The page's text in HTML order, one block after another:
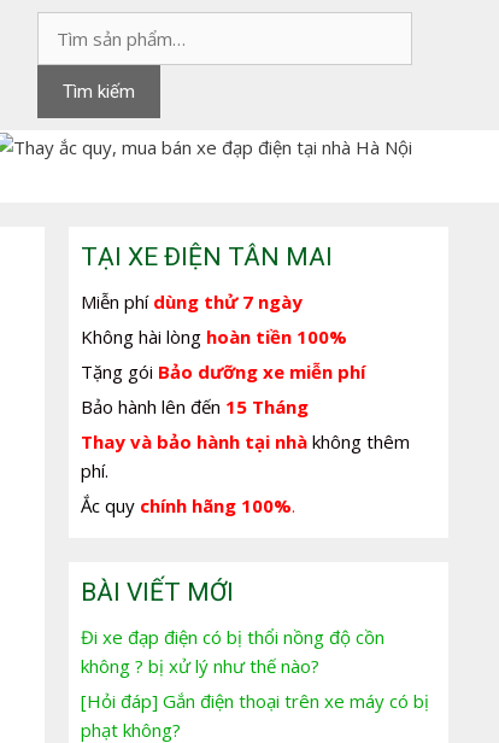
kiếm:
Tìm kiếm
TẠI XE ĐIỆN TÂN MAI
Miễn phí dùng thử 7 ngày
Không hài lòng hoàn tiền 100%
Tặng gói Bảo dưỡng xe miễn phí
Bảo hành lên đến 15 Tháng
Thay và bảo hành tại nhà không thêm
phí.
Ắc quy chính hãng 100%.
BÀI VIẾT MỚI
Đi xe đạp điện có bị thổi nồng độ cồn
không ? bị xử lý như thế nào?
[Hỏi đáp] Gắn điện thoại trên xe máy có bị
phạt không?